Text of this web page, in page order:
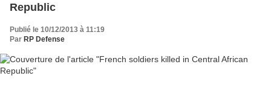
Republic
Publié le 10/12/2013 à 11:19
Par RP Defense